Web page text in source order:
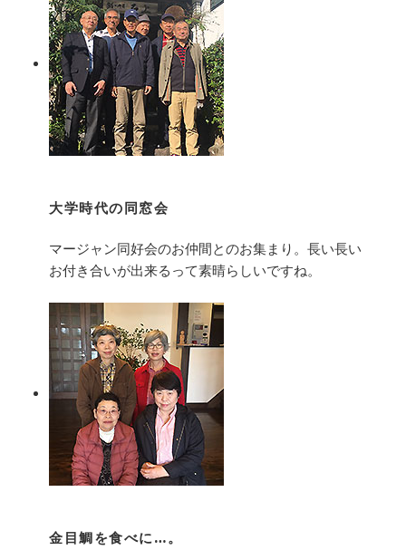
大学時代の同窓会
マージャン同好会のお仲間とのお集まり。長い長い
お付き合いが出来るって素晴らしいですね。
金目鯛を食べに…。